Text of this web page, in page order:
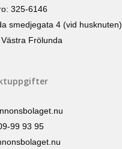
325-6146
smedjegata 4 (vid husknuten)
Frölunda
99 93 95